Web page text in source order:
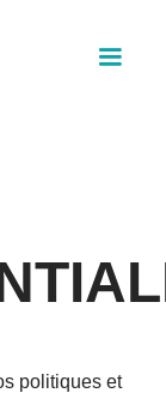
politiques et